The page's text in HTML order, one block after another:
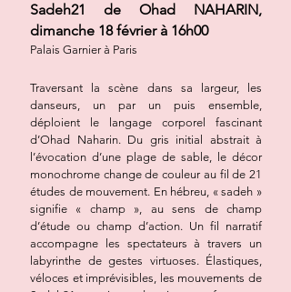
Sadeh21 de Ohad NAHARIN,
dimanche 18 février à 16h00
Palais Garnier à Paris
Traversant la scène dans sa largeur, les
danseurs, un par un puis ensemble,
déploient le langage corporel fascinant
d’Ohad Naharin. Du gris initial abstrait à
l’évocation d’une plage de sable, le décor
monochrome change de couleur au fil de 21
études de mouvement. En hébreu, « sadeh »
signifie « champ », au sens de champ
d’étude ou champ d’action. Un fil narratif
accompagne les spectateurs à travers un
labyrinthe de gestes virtuoses. Élastiques,
véloces et imprévisibles, les mouvements de